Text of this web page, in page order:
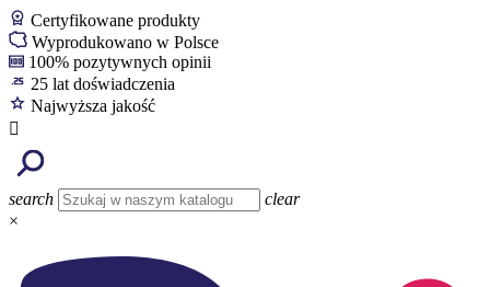
Certyfikowane produkty
Wyprodukowano w Polsce
100% pozytywnych opinii
25 lat doświadczenia
Najwyższa jakość

search
clear
×